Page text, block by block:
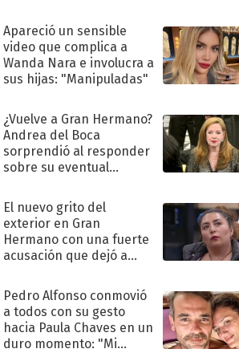
Apareció un sensible
video que complica a
Wanda Nara e involucra a
sus hijas: "Manipuladas"
¿Vuelve a Gran Hermano?
Andrea del Boca
sorprendió al responder
sobre su eventual
El nuevo grito del
exterior en Gran
Hermano con una fuerte
acusación que dejó a
"Traidora"
Pedro Alfonso conmovió
a todos con su gesto
hacia Paula Chaves en un
duro momento: "Mi